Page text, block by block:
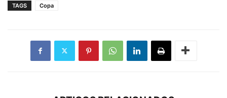
TAGS
Copa